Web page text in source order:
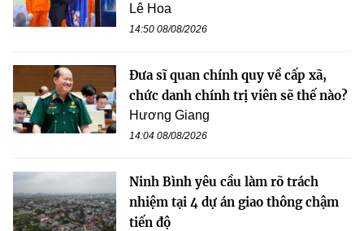
Lê Hoa
14:50 08/08/2026
Đưa sĩ quan chính quy về cấp xã,
chức danh chính trị viên sẽ thế nào?
Hương Giang
14:04 08/08/2026
Ninh Bình yêu cầu làm rõ trách
nhiệm tại 4 dự án giao thông chậm
tiến độ